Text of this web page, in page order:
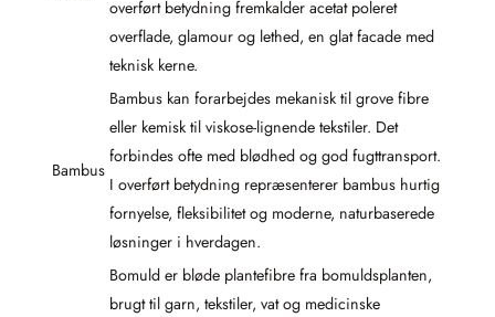
overført betydning fremkalder acetat poleret
overflade, glamour og lethed, en glat facade med
teknisk kerne.
Bambus
Bambus kan forarbejdes mekanisk til grove fibre
eller kemisk til viskose-lignende tekstiler. Det
forbindes ofte med blødhed og god fugttransport.
I overført betydning repræsenterer bambus hurtig
fornyelse, fleksibilitet og moderne, naturbaserede
løsninger i hverdagen.
Bomuld er bløde plantefibre fra bomuldsplanten,
brugt til garn, tekstiler, vat og medicinske